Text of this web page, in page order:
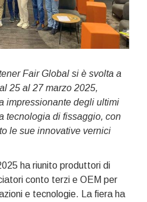
Fair Global si è svolta a
25 al 27 marzo 2025,
impressionante degli ultimi
tecnologia di fissaggio, con
le sue innovative vernici
ha riunito produttori di
conto terzi e OEM per
e tecnologie. La fiera ha